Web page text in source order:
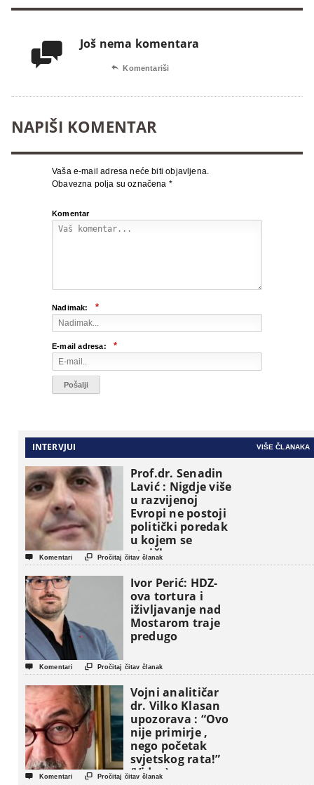
 Još nema komentara
 Komentariši
NAPIŠI KOMENTAR
Vaša e-mail adresa neće biti objavljena.
Obavezna polja su označena *
Komentar
Nadimak: *
E-mail adresa: *
INTERVJUI VIŠE ČLANAKA
Prof.dr. Senadin
Lavić : Nigdje više
u razvijenoj
Evropi ne postoji
politički poredak
u kojem se
etničke grupe
pojavljuju kao
osnovne
političke jedinice
 Komentari  Pročitaj čitav članak
Ivor Perić: HDZ-
ova tortura i
iživljavanje nad
Mostarom traje
predugo
 Komentari  Pročitaj čitav članak
Vojni analitičar
dr. Vilko Klasan
upozorava : “Ovo
nije primirje ,
nego početak
svjetskog rata!”
(Video)
 Komentari  Pročitaj čitav članak